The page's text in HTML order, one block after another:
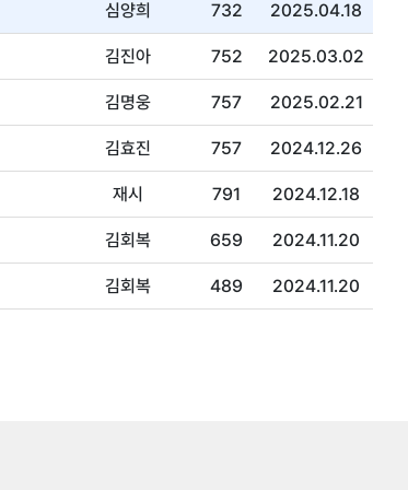
심양희 732 2025.04.18
김진아 752 2025.03.02
김명웅 757 2025.02.21
김효진 757 2024.12.26
재시 791 2024.12.18
김회복 659 2024.11.20
김회복 489 2024.11.20